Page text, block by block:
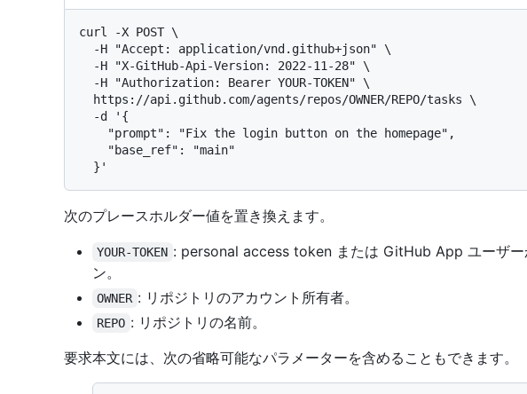
curl -X POST \
次のプレースホルダー値を置き換えます。
YOUR-TOKEN : personal access token または GitHub App ユーザー
ン。
OWNER : リポジトリのアカウント所有者。
REPO : リポジトリの名前。
要求本文には、次の省略可能なパラメーターを含めることもできます。